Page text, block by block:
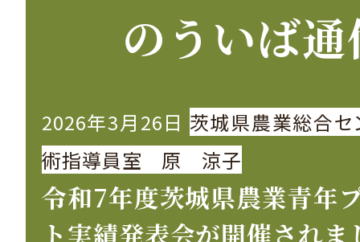
のういば
2026年3月26日 茨城県農業総合セ
術指導員室 原 涼子
令和7年度茨城県農業青年
ト実績発表会が開催されま